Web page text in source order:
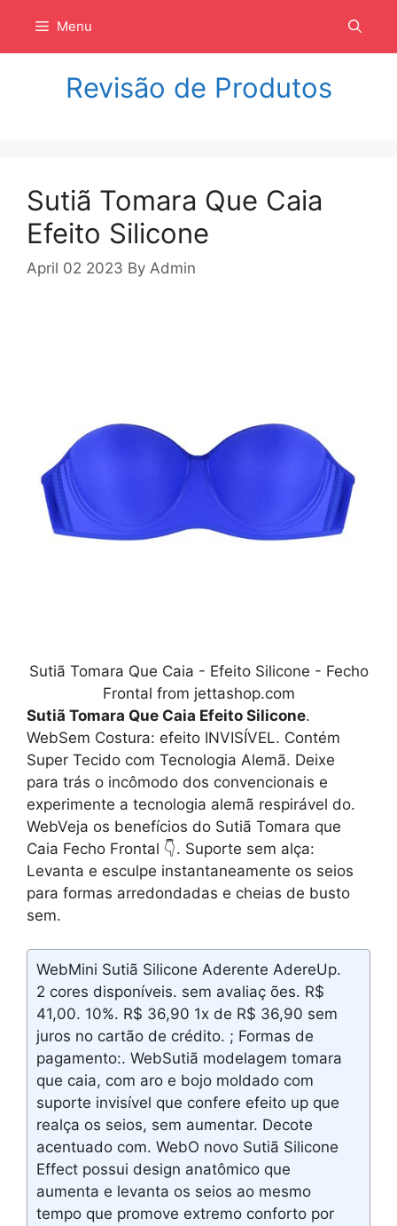
isi
Menu
Revisão de Produtos
Sutiã Tomara Que Caia
Efeito Silicone
April 02 2023 By Admin
Sutiã Tomara Que Caia - Efeito Silicone - Fecho
Frontal from jettashop.com
Sutiã Tomara Que Caia Efeito Silicone.
WebSem Costura: efeito INVISÍVEL. Contém
Super Tecido com Tecnologia Alemã. Deixe
para trás o incômodo dos convencionais e
experimente a tecnologia alemã respirável do.
WebVeja os benefícios do Sutiã Tomara que
Caia Fecho Frontal 👇. Suporte sem alça:
Levanta e esculpe instantaneamente os seios
para formas arredondadas e cheias de busto
sem.
WebMini Sutiã Silicone Aderente AdereUp.
2 cores disponíveis. sem avaliaç ões. R$
41,00. 10%. R$ 36,90 1x de R$ 36,90 sem
juros no cartão de crédito. ; Formas de
pagamento:. WebSutiã modelagem tomara
que caia, com aro e bojo moldado com
suporte invisível que confere efeito up que
realça os seios, sem aumentar. Decote
acentuado com. WebO novo Sutiã Silicone
Effect possui design anatômico que
aumenta e levanta os seios ao mesmo
tempo que promove extremo conforto por